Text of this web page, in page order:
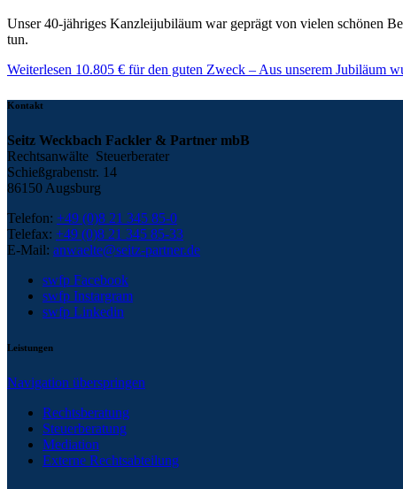
Unser 40-jähriges Kanzleijubiläum war geprägt von vielen schönen
tun.
Weiterlesen 10.805 € für den guten Zweck – Aus unserem Jubiläum
Kontakt
Seitz Weckbach Fackler & Partner mbB
Rechtsanwälte Steuerberater
Schießgrabenstr. 14
86150 Augsburg
Telefon: +49 (0)8 21 345 85-0
Telefax: +49 (0)8 21 345 85-33
E-Mail: anwaelte@seitz-partner.de
swfp Facebook
swfp Instargram
swfp Linkedin
Leistungen
Navigation überspringen
Rechtsberatung
Steuerberatung
Mediation
Externe Rechtsabteilung